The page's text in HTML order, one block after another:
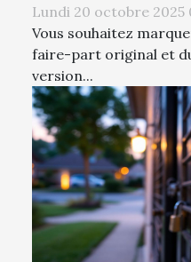
Lundi 20 octobre 2025
Vous souhaitez
faire-part original et
version...